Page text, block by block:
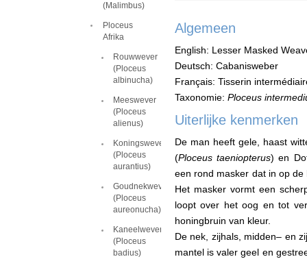
(Malimbus)
Ploceus
Afrika
Rouwwever
(Ploceus
albinucha)
Meeswever
(Ploceus
alienus)
Koningswever
(Ploceus
aurantius)
Goudnekwever
(Ploceus
aureonucha)
Kaneelwever
(Ploceus
badius)
Algemeen
English: Lesser Masked
Deutsch: Cabanisweber
Français: Tisserin
Taxonomie: Ploceus
Uiterlijke kenmerken
De man heeft gele, haast
(Ploceus taeniopterus) en
een rond masker dat in op
Het masker vormt een
loopt over het oog en tot
honingbruin van kleur.
De nek, zijhals, midden– en
mantel is valer geel en